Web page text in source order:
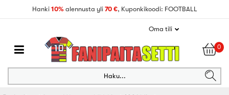
Hanki 10% alennusta yli 70 €, Kuponkikoodi: FOOTBALL
Oma tili
0
Haku...